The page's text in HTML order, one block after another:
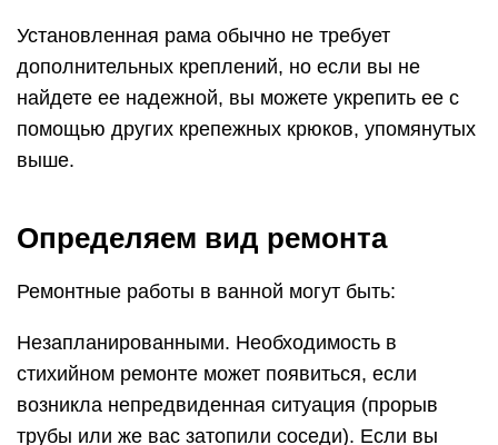
Установленная рама обычно не требует
дополнительных креплений, но если вы не
найдете ее надежной, вы можете укрепить ее с
помощью других крепежных крюков, упомянутых
выше.
Определяем вид ремонта
Ремонтные работы в ванной могут быть:
Незапланированными. Необходимость в
стихийном ремонте может появиться, если
возникла непредвиденная ситуация (прорыв
трубы или же вас затопили соседи). Если вы